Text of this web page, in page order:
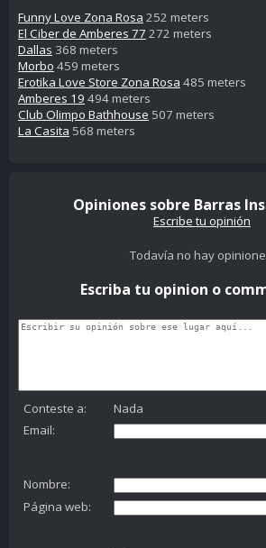
Funny Love Zona Rosa 252 meters
El Ciber de Amberes 77 272 meters
Dallas 368 meters
Morbo 459 meters
Erotika Love Store Zona Rosa 485 meters
Amberes 19 494 meters
Club Olimpo Bathhouse 507 meters
La Casita 568 meters
Opiniones sobre Barras
Escribe tu opinión
Todavía no hay
Escriba tu opinion o
Conteste a:
Nada
Email:
Nombre:
Página web: